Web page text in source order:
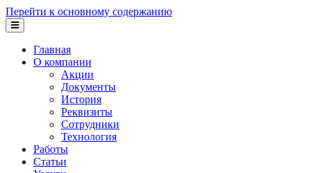
Перейти к основному содержанию
Главная
О компании
Акции
Документы
История
Реквизиты
Сотрудники
Технология
Работы
Статьи